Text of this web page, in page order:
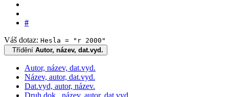
#
Váš dotaz: Hesla = "r 2000"
Třídění Autor, název, dat.vyd.
Autor, název, dat.vyd.
Název, autor, dat.vyd.
Dat.vyd, autor, název.
Druh dok., název, autor, dat.vyd.